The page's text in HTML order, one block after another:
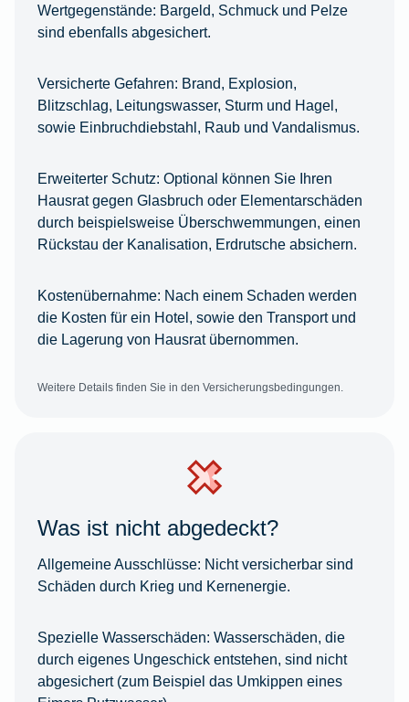
Wertgegenstände: Bargeld, Schmuck und Pelze
sind ebenfalls abgesichert.
Versicherte Gefahren: Brand, Explosion,
Blitzschlag, Leitungswasser, Sturm und Hagel,
sowie Einbruchdiebstahl, Raub und Vandalismus.
Erweiterter Schutz: Optional können Sie Ihren
Hausrat gegen Glasbruch oder Elementarschäden
durch beispielsweise Überschwemmungen, einen
Rückstau der Kanalisation, Erdrutsche absichern.
Kostenübernahme: Nach einem Schaden werden
die Kosten für ein Hotel, sowie den Transport und
die Lagerung von Hausrat übernommen.
Weitere Details finden Sie in den Versicherungsbedingungen.
Was ist nicht abgedeckt?
Allgemeine Ausschlüsse: Nicht versicherbar sind
Schäden durch Krieg und Kernenergie.
Spezielle Wasserschäden: Wasserschäden, die
durch eigenes Ungeschick entstehen, sind nicht
abgesichert (zum Beispiel das Umkippen eines